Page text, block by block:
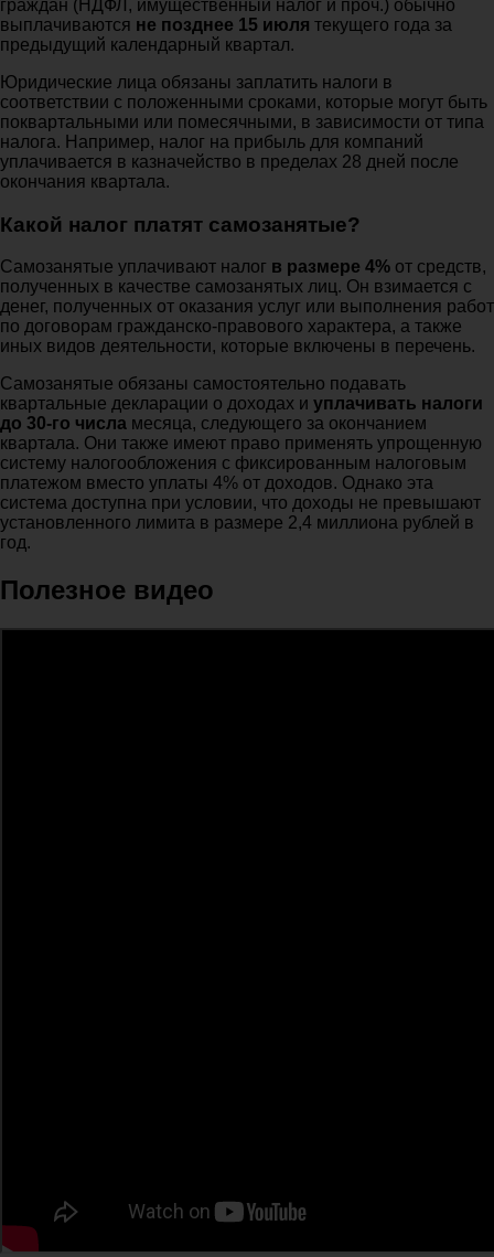
граждан (НДФЛ, имущественный налог и проч.) обычно
выплачиваются не позднее 15 июля текущего года за
предыдущий календарный квартал.
Юридические лица обязаны заплатить налоги в
соответствии с положенными сроками, которые могут быть
поквартальными или помесячными, в зависимости от типа
налога. Например, налог на прибыль для компаний
уплачивается в казначейство в пределах 28 дней после
окончания квартала.
Какой налог платят самозанятые?
Самозанятые уплачивают налог в размере 4% от средств,
полученных в качестве самозанятых лиц. Он взимается с
денег, полученных от оказания услуг или выполнения работ
по договорам гражданско-правового характера, а также
иных видов деятельности, которые включены в перечень.
Самозанятые обязаны самостоятельно подавать
квартальные декларации о доходах и уплачивать налоги
до 30-го числа месяца, следующего за окончанием
квартала. Они также имеют право применять упрощенную
систему налогообложения с фиксированным налоговым
платежом вместо уплаты 4% от доходов. Однако эта
система доступна при условии, что доходы не превышают
установленного лимита в размере 2,4 миллиона рублей в
год.
Полезное видео